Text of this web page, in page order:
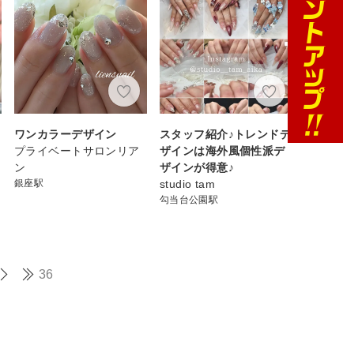
ワンカラーデザイン
プライベートサロンリア
ン
銀座駅
スタッフ紹介♪トレンドデ
ザインは海外風個性派デ
ザインが得意♪
studio tam
勾当台公園駅
36